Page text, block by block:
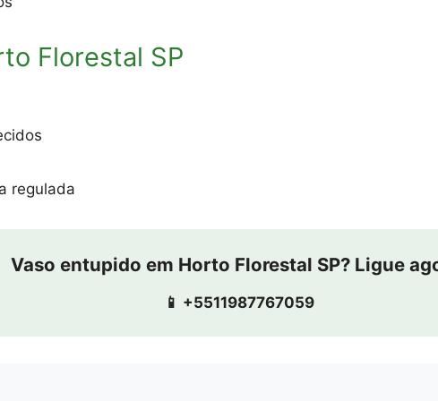
Florestal SP
regulada
Vaso entupido em Horto Florestal SP? Ligue
📱 +5511987767059